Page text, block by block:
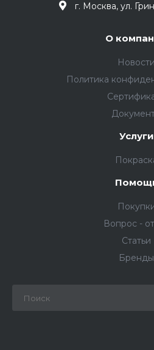
г. Москва, ул.
О
Новости
Политика
Услуги
Вопрос -
Статьи
Бренды